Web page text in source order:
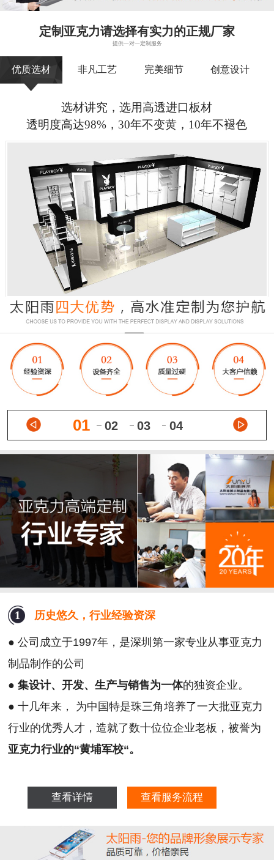
定制亚克力请选择有实力的正规厂家
提供一对一定制服务
优质选材 非凡工艺 完美细节 创意设计
选材讲究，选用高透进口板材
透明度高达98%，30年不变黄，10年不褪色
01 02 03 04
历史悠久，行业经验资深
● 公司成立于1997年，是深圳第一家专业从事亚克力
制品制作的公司
●集设计、开发、生产与销售为一体的独资企业。
● 十几年来， 为中国特是珠三角培养了一大批亚克力
行业的优秀人才，造就了数十位位企业老板，被誉为
亚克力行业的“黄埔军校“。
查看详情 查看服务流程